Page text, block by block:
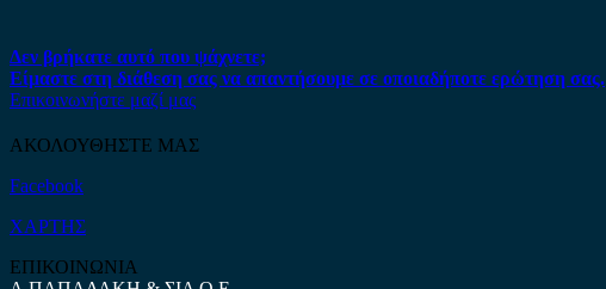
Δεν βρήκατε αυτό που ψάχνετε;
Είμαστε στη διάθεση σας να απαντήσουμε σε οποιαδήποτε ερώτηση σας.
Επικοινωνήστε μαζί μας
ΑΚΟΛΟΥΘΗΣΤΕ ΜΑΣ
Facebook
ΧΑΡΤΗΣ
ΕΠΙΚΟΙΝΩΝΙΑ